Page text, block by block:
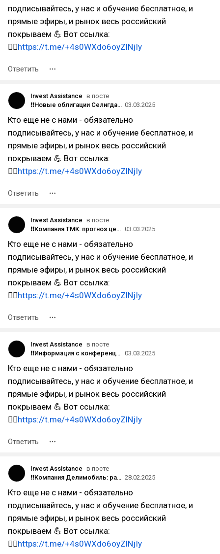
подписывайтесь, у нас и обучение бесплатное, и
прямые эфиры, и рынок весь российский
покрываем 💪 Вот ссылка:
👉🏻https://t.me/+4s0WXdo6oyZlNjIy
Ответить
Invest Assistance в посте
❗️❗Новые облигации Селигдара, стоит ли брать? 03.03.2025
Кто еще не с нами - обязательно
подписывайтесь, у нас и обучение бесплатное, и
прямые эфиры, и рынок весь российский
покрываем 💪 Вот ссылка:
👉🏻https://t.me/+4s0WXdo6oyZlNjIy
Ответить
Invest Assistance в посте
❗️❗Компания ТМК: прогноз цены на акции с учетом отчет за 2024 год. 03.03.2025
Кто еще не с нами - обязательно
подписывайтесь, у нас и обучение бесплатное, и
прямые эфиры, и рынок весь российский
покрываем 💪 Вот ссылка:
👉🏻https://t.me/+4s0WXdo6oyZlNjIy
Ответить
Invest Assistance в посте
❗️❗Информация с конференции по облигациям Часть 1 03.03.2025
Кто еще не с нами - обязательно
подписывайтесь, у нас и обучение бесплатное, и
прямые эфиры, и рынок весь российский
покрываем 💪 Вот ссылка:
👉🏻https://t.me/+4s0WXdo6oyZlNjIy
Ответить
Invest Assistance в посте
❗️❗Компания Делимобиль: разбор эмитента и прогноз цены на акции. 28.02.2025
Кто еще не с нами - обязательно
подписывайтесь, у нас и обучение бесплатное, и
прямые эфиры, и рынок весь российский
покрываем 💪 Вот ссылка:
👉🏻https://t.me/+4s0WXdo6oyZlNjIy